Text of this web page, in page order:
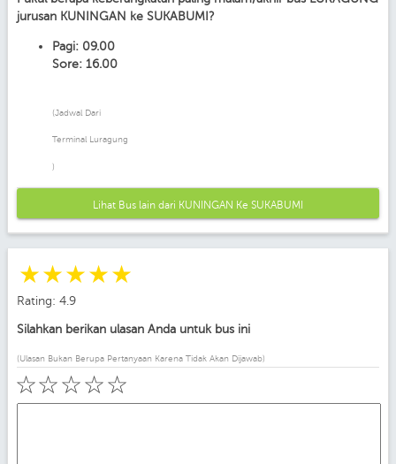
jurusan KUNINGAN ke SUKABUMI?
Pagi: 09.00
Sore: 16.00
(Jadwal Dari
Terminal Luragung
)
Lihat Bus lain dari KUNINGAN Ke SUKABUMI
☆
☆
☆
☆
☆
Rating: 4.9
Silahkan berikan ulasan Anda untuk bus ini
(Ulasan Bukan Berupa Pertanyaan Karena Tidak Akan Dijawab)
☆
☆
☆
☆
☆